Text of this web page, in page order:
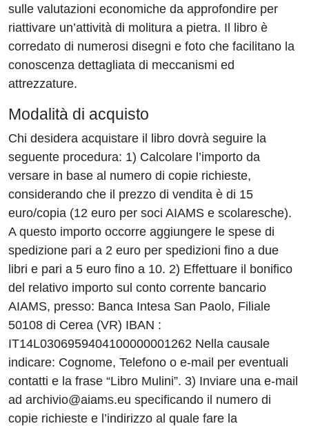
sulle valutazioni economiche da approfondire per
riattivare un’attività di molitura a pietra. Il libro è
corredato di numerosi disegni e foto che facilitano la
conoscenza dettagliata di meccanismi ed
attrezzature.
Modalità di acquisto
Chi desidera acquistare il libro dovrà seguire la
seguente procedura: 1) Calcolare l’importo da
versare in base al numero di copie richieste,
considerando che il prezzo di vendita è di 15
euro/copia (12 euro per soci AIAMS e scolaresche).
A questo importo occorre aggiungere le spese di
spedizione pari a 2 euro per spedizioni fino a due
libri e pari a 5 euro fino a 10. 2) Effettuare il bonifico
del relativo importo sul conto corrente bancario
AIAMS, presso: Banca Intesa San Paolo, Filiale
50108 di Cerea (VR) IBAN :
IT14L0306959404100000001262 Nella causale
indicare: Cognome, Telefono o e-mail per eventuali
contatti e la frase “Libro Mulini”. 3) Inviare una e-mail
ad archivio@aiams.eu specificando il numero di
copie richieste e l’indirizzo al quale fare la